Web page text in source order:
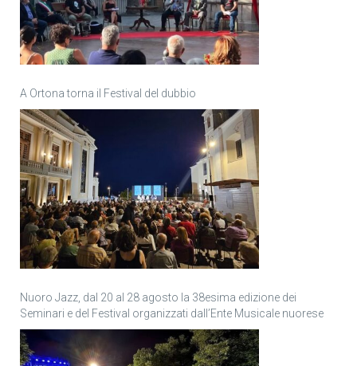
A Ortona torna il Festival del dubbio
Nuoro Jazz, dal 20 al 28 agosto la 38esima edizione dei
Seminari e del Festival organizzati dall’Ente Musicale nuorese